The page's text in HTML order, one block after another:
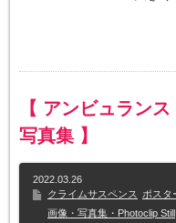
【 アンビュラン
写真集 】
2022.03.26
クライムサスペンス
ポスタ
画像・写真集・Photoclip Still